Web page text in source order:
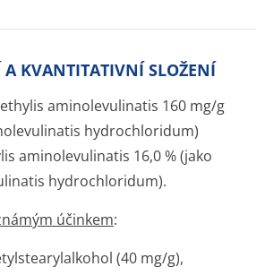
KVANTITATIVNÍ SLOŽENÍ
aminolevulinatis 160 mg/g
hydrochloridum)
aminolevulinatis 16,0 % (jako
hydrochloridum).
účinkem:
(40 mg/g),